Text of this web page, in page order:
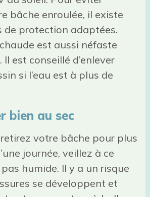
bâche enroulée, il existe
de protection adaptées.
est aussi néfaste
est conseillé d’enlever
si l’eau est à plus de
bien au sec
votre bâche pour plus
journée, veillez à ce
pas humide. Il y a un risque
se développent et